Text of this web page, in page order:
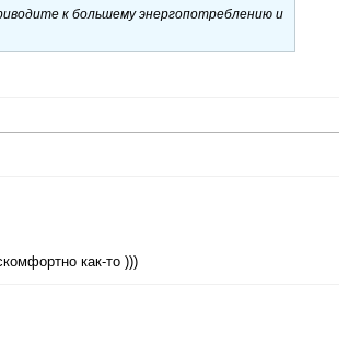
к большему энергопотреблению и
как-то )))